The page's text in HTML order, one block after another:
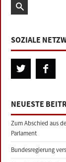
SOZIALE
NEUESTE
Zum Abschied aus
Parlament
Bundesregierung